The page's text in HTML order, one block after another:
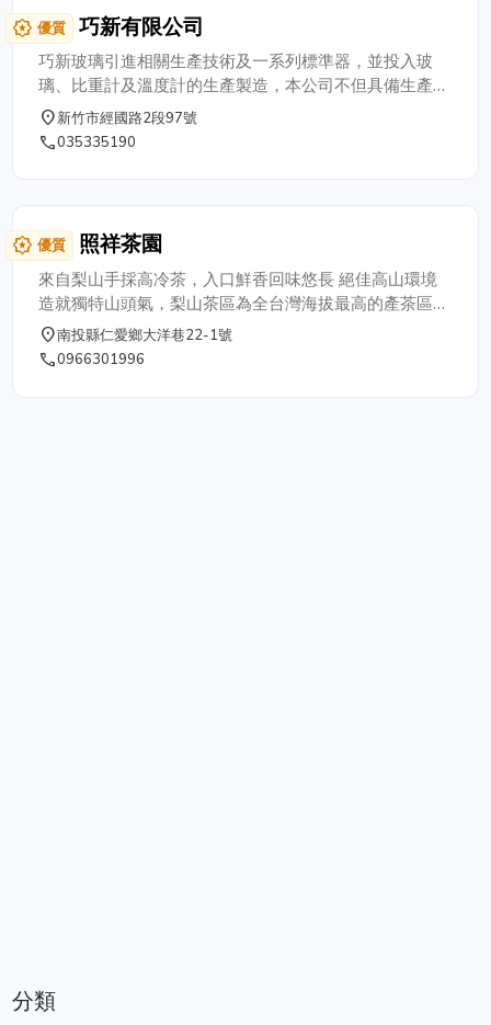
水機、加壓機、引擎泵浦、齒輪泵浦、工業
電扇、馬達維修、變頻恆壓泵浦、定量加藥
機泵浦、川山不銹鋼渦流式泵浦等各式馬達
專業維修買賣。 歡迎您來電04-7570205、
加LINE洽詢。 ▶️ 如陽科技產品型錄 ▶️ 松河
泵浦 - 60Hz 型錄 ▶️ 泰瑋型錄
award_star 優質 巧新有限公司
巧新玻璃引進相關生產技術及一系列標準器，並投入玻
璃、比重計及溫度計的生產製造，本公司不但具備生產能
力，也在中國深耕多年，各類玻璃相關產品採購亦能服
務，歡迎洽詢電話：03-533-5190地址：新竹市經國路二
place新竹市經國路2段97號
phone035335190
award_star 優質 照祥茶園
來自梨山手採高冷茶，入口鮮香回味悠長 絕佳高山環境
造就獨特山頭氣，梨山茶區為全台灣海拔最高的產茶區，
常年處於低溫環境， 雲霧繚繞，成長緩慢，一年平均採
收三次。 海拔2000公尺 以上茶園所產製之半球型包種
place南投縣仁愛鄉大洋巷22-1號
phone0966301996
分類